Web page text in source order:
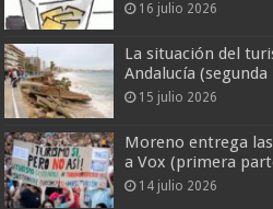
16 julio 2026
La situación del
Andalucía
15 julio 2026
Moreno entrega
a Vox (primera
14 julio 2026